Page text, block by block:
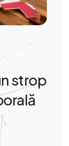
strop